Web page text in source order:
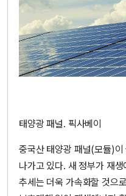
태양광 패널. 픽사베이
중국산 태양광 패널(모듈)
나가고 있다. 새 정부가 재
추세는 더욱 가속화할 것으